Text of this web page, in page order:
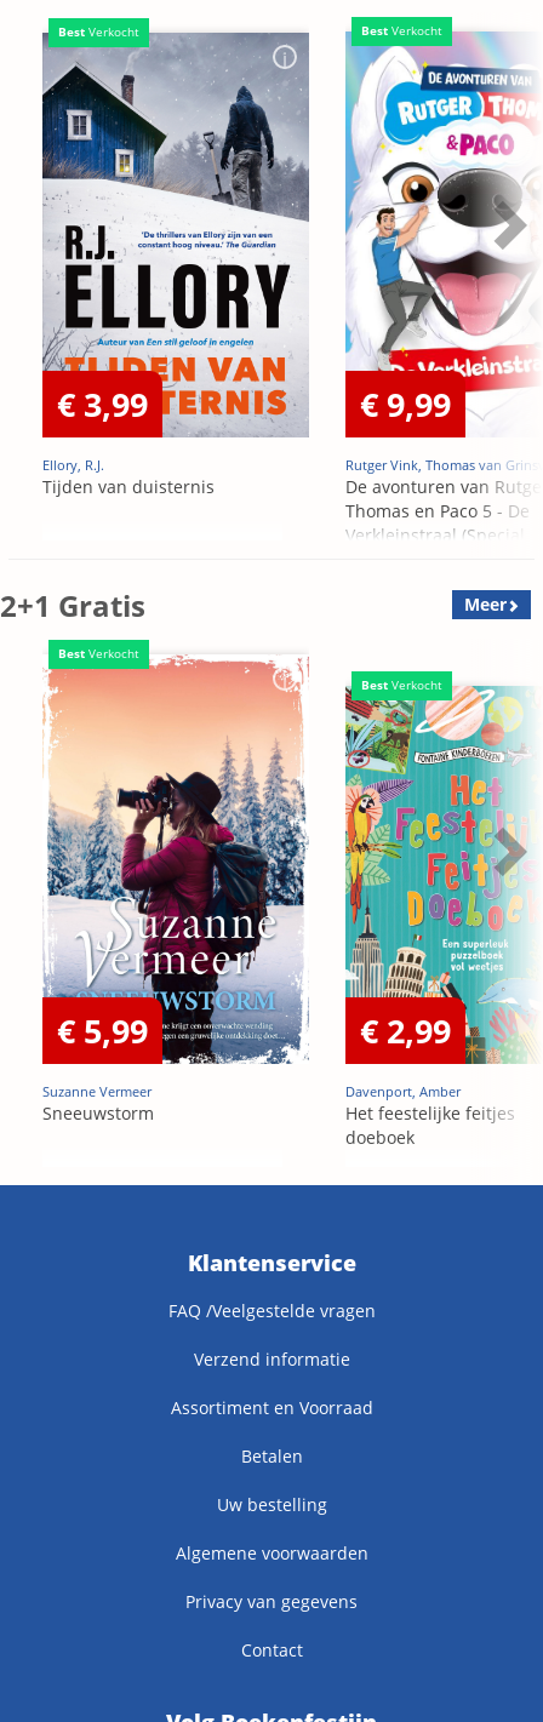
Best Verkocht
€ 3,99
Ellory, R.J.
Tijden van duisternis
Best Verkocht
€ 9,99
Rutger Vink, Thomas van
De avonturen van
Thomas en Paco 5 - De
Verkleinstraal (Special
2+1 Gratis Meer
Best Verkocht
€ 5,99
Suzanne Vermeer
Sneeuwstorm
Best Verkocht
€ 2,99
Davenport, Amber
Het feestelijke feitjes
doeboek
Klantenservice
FAQ /Veelgestelde vragen
Verzend informatie
Assortiment en Voorraad
Betalen
Uw bestelling
Algemene voorwaarden
Privacy van gegevens
Contact